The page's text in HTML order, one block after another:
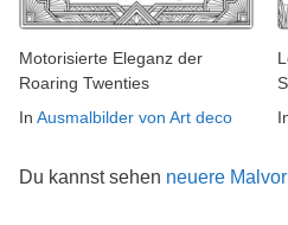
Motorisierte Eleganz der
Roaring Twenties
In Ausmalbilder von Art deco
Du kannst sehen neuere